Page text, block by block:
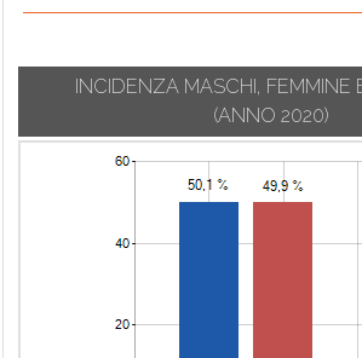
INCIDENZA MASCHI, FEMMINE
(ANNO 2020)